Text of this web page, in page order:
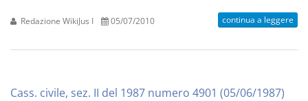
Redazione WikiJus I 05/07/2010 continua a leggere
Cass. civile, sez. II del 1987 numero 4901 (05/06/1987)